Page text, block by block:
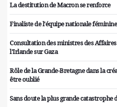
La destitution de Macron se renforce
Finaliste de l'équipe nationale
Consultation des ministres des
l'Irlande sur Gaza
Rôle de la Grande-Bretagne dans la
être oublié
Sans doute la plus grande catastrophe